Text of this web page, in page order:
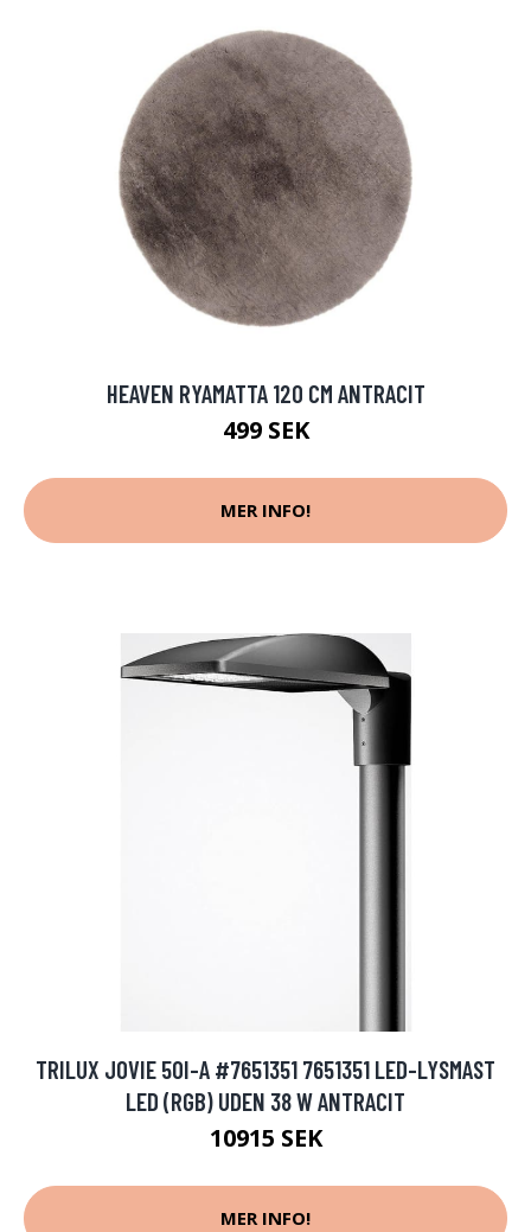
HEAVEN RYAMATTA 120 CM ANTRACIT
499 SEK
MER INFO!
TRILUX JOVIE 50I-A #7651351 7651351 LED-LYSMAST
LED (RGB) UDEN 38 W ANTRACIT
10915 SEK
MER INFO!